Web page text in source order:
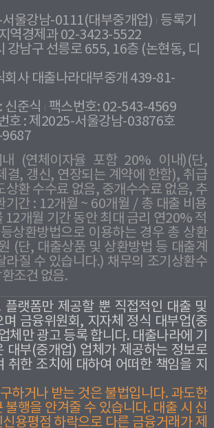
울강남-0111(대부중개업) 등록기
역경제과 02-3423-5522
강남구 선릉로 655, 16층 (논현동, 디
회사 대출나라대부중개 439-81-
신준식
팩스번호: 02-543-4569
호 : 제2025-서울강남-03876호
9687
(연체이자율 포함 20% 이내)(단,
결, 갱신, 연장되는 계약에 한함), 취급
상환 수수료 없음, 중개수수료 없음, 추
기간 : 12개월 ~ 60개월 / 총 대출 비용
12개월 기간 동안 최대 금리 연20% 적
상환방법으로 이용하는 경우 총 상환
(단, 대출상품 및 상환방법 등 대출계
라질 수 있습니다.) 채무의 조기상환수
조건 없음.
플랫폼만 제공할 뿐 직접적인 대출 및
금융위원회, 지자체 정식 대부업(중
체만 광고 등록 합니다. 대출나라에 기
대부(중개업) 업체가 제공하는 정보로
취한 조치에 대하여 어떠한 책임을 지
하거나 받는 것은 불법입니다. 과도한
불행을 안겨줄 수 있습니다. 대출 시 신
용평점 하락으로 다른 금융거래가 제